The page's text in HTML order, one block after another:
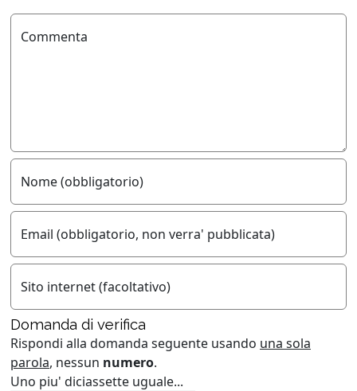
Commenta
Nome (obbligatorio)
Email (obbligatorio, non verra' pubblicata)
Sito internet (facoltativo)
Domanda di verifica
Rispondi alla domanda seguente usando una sola
parola, nessun numero.
Uno piu' diciassette uguale...